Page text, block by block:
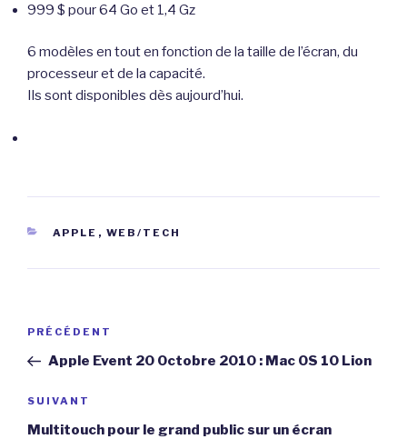
999 $ pour 64 Go et 1,4 Gz
6 modèles en tout en fonction de la taille de l’écran, du
processeur et de la capacité.
Ils sont disponibles dès aujourd’hui.
CATÉGORIES
APPLE , WEB/TECH
Navigation
l’article
Article
précédent
PRÉCÉDENT
Apple Event 20 Octobre 2010 : Mac OS 10 Lion
Article
suivant
SUIVANT
Multitouch pour le grand public sur un écran